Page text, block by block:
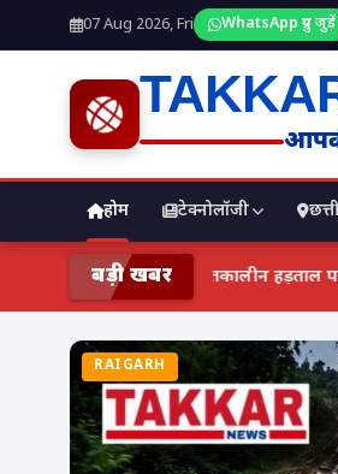
07 Aug 2026, Fri WhatsApp ग्रुप जुड़ें
होम टेक्नोलॉजी
बड़ी खबरछत्तीसगढ़ में स्वास्थ्य
RAIGARH